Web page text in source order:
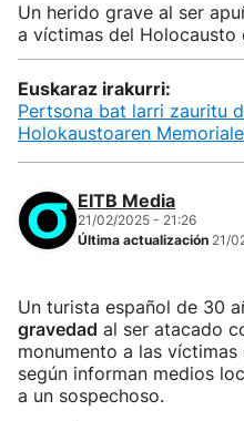
Un herido grave al ser
a víctimas del Holocausto
Euskaraz irakurri:
Pertsona bat larri zauritu
Holokaustoaren
EITB Media
21/02/2025 - 21:26
Última actualización 21/
Un turista español de 30
gravedad al ser atacado
monumento a las
según informan medios
a un sospechoso.